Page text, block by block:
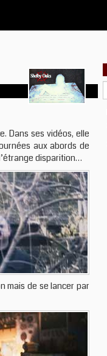
Dans ses vidéos, elle
aux abords de
disparition…
mais de se lancer par